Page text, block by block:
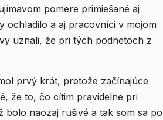
pomere primiešané aj
v mojom
uznali, že pri tých podnetoch z
prvý krát, pretože začínajúce
že to, čo cítim pravidelne pri
bolo naozaj rušivé a tak som sa po